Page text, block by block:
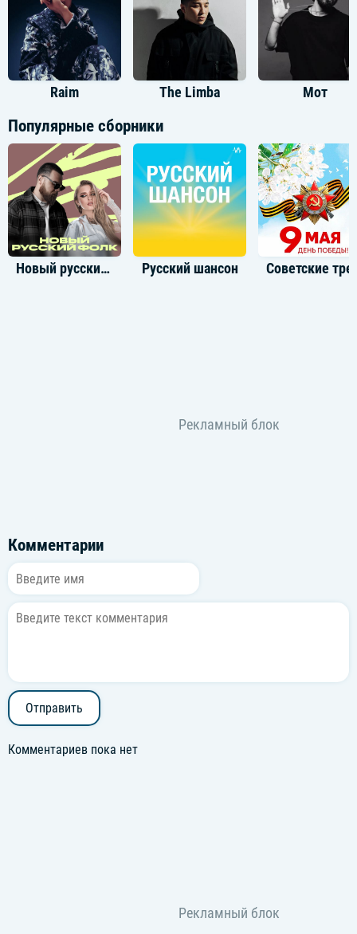
Raim The Limba Мот
Популярные сборники
Новый русский фолк Русский шансон
Комментарии
Отправить
Комментариев пока нет